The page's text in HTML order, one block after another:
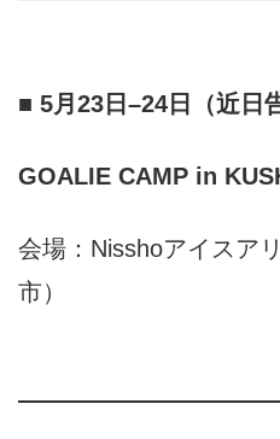
■ 5月23日–24日 （近日
GOALIE CAMP in
会場：Nisshoアイスア
市）